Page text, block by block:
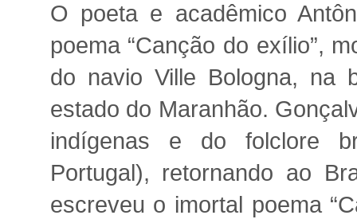
O poeta e acadêmico
poema “Canção do exílio”,
do navio Ville Bologna, na
estado do Maranhão.
indígenas e do folclore
Portugal), retornando ao
escreveu o imortal poema